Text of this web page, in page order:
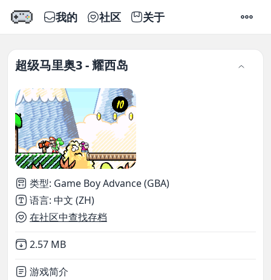
我的 社区 关于 设置
超级马里奥3 - 耀西岛
类型: Game Boy Advance (GBA)
语言: 中文 (ZH)
在社区中查找存档
Not downloaded
2.57 MB
游戏简介